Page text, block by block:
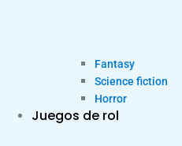
Fantasy
Science fiction
Horror
Juegos de rol